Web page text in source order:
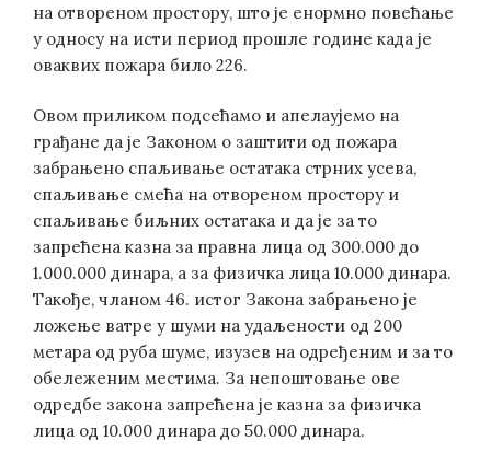
на отвореном простору, што је енормно повећање
у односу на исти период прошле године када је
оваквих пожара било 226.
Овом приликом подсећамо и апелаујемо на
грађане да је Законом о заштити од пожара
забрањено спаљивање остатака стрних усева,
спаљивање смећа на отвореном простору и
спаљивање биљних остатака и да је за то
запрећена казна за правна лица од 300.000 до
1.000.000 динара, а за физичка лица 10.000 динара.
Такође, чланом 46. истог Закона забрањено је
ложење ватре у шуми на удаљености од 200
метара од руба шуме, изузев на одређеним и за то
обележеним местима. За непоштовање ове
одредбе закона запрећена је казна за физичка
лица од 10.000 динара до 50.000 динара.